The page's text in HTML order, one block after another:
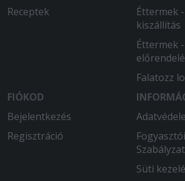
Receptek
Éttermek
kiszállítás
Éttermek
Falatozz
FIÓKOD
Bejelentkezés
Regisztráció
Szabályzat
Süti